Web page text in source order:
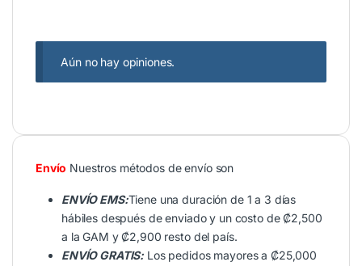
Aún no hay opiniones.
Envío Nuestros métodos de envío son
ENVÍO EMS:Tiene una duración de 1 a 3 días
hábiles después de enviado y un costo de ₡2,500
a la GAM y ₡2,900 resto del país.
ENVÍO GRATIS: Los pedidos mayores a ₡25,000